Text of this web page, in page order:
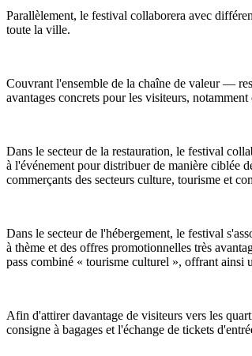
Parallèlement, le festival collaborera avec
toute la ville.
Couvrant l'ensemble de la chaîne de valeur —
avantages concrets pour les visiteurs,
Dans le secteur de la restauration, le festival
à l'événement pour distribuer de manière ciblée
commerçants des secteurs culture, tourisme et
Dans le secteur de l'hébergement, le festival
à thème et des offres promotionnelles très
pass combiné « tourisme culturel », offrant ainsi
Afin d'attirer davantage de visiteurs vers les
consigne à bagages et l'échange de tickets